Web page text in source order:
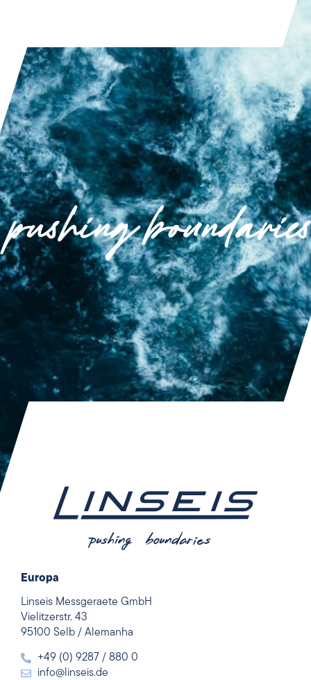
Europa
Linseis Messgeraete GmbH
Vielitzerstr. 43
95100 Selb / Alemanha
+49 (0) 9287 / 880 0
info@linseis.de